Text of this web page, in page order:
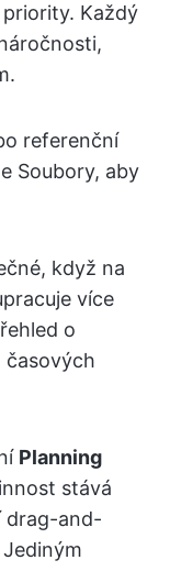
Každý
referenční
Soubory, aby
když na
více
o
časových
Planning
stává
drag-and-